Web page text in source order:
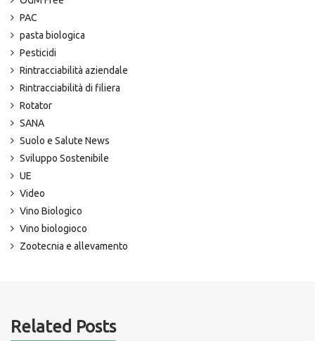
PAC
pasta biologica
Pesticidi
Rintracciabilità aziendale
Rintracciabilità di filiera
Rotator
SANA
Suolo e Salute News
Sviluppo Sostenibile
UE
Video
Vino Biologico
Vino biologioco
Zootecnia e allevamento
Related Posts